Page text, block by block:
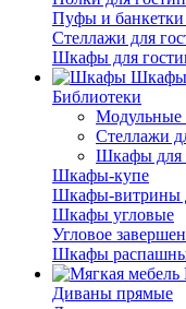
Пуфы и банкетки
Стеллажи для
Шкафы для
Шкафы
Библиотеки
Модульные
Стеллажи
Шкафы для
Шкафы-купе
Шкафы-витрины
Шкафы угловые
Угловое
Шкафы
Диваны прямые